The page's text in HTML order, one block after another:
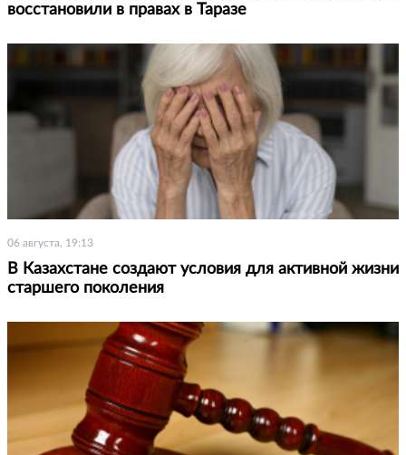
восстановили в правах в Таразе
06 августа, 19:13
В Казахстане создают условия для активной жизни
старшего поколения